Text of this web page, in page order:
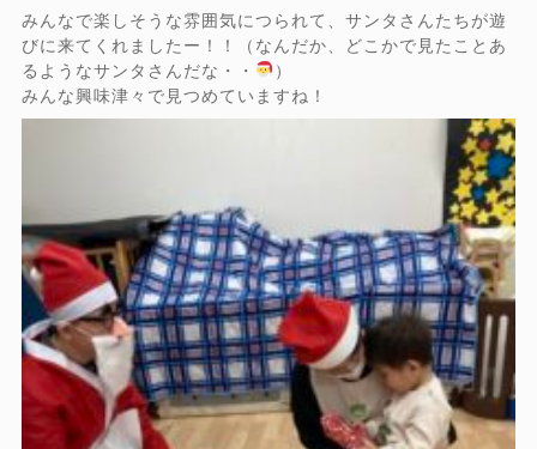
みんなで楽しそうな雰囲気につられて、サンタさんたちが遊
びに来てくれましたー！！（なんだか、どこかで見たことあ
るようなサンタさんだな・・
）
みんな興味津々で見つめていますね！